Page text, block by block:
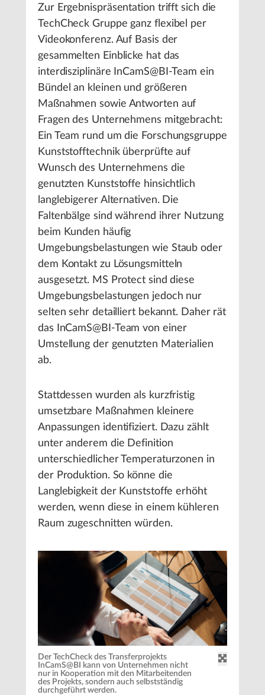
Zur Ergebnispräsentation trifft sich die
TechCheck Gruppe ganz flexibel per
Videokonferenz. Auf Basis der
gesammelten Einblicke hat das
interdisziplinäre InCamS@BI-Team ein
Bündel an kleinen und größeren
Maßnahmen sowie Antworten auf
Fragen des Unternehmens mitgebracht:
Ein Team rund um die Forschungsgruppe
Kunststofftechnik überprüfte auf
Wunsch des Unternehmens die
genutzten Kunststoffe hinsichtlich
langlebigerer Alternativen. Die
Faltenbälge sind während ihrer Nutzung
beim Kunden häufig
Umgebungsbelastungen wie Staub oder
dem Kontakt zu Lösungsmitteln
ausgesetzt. MS Protect sind diese
Umgebungsbelastungen jedoch nur
selten sehr detailliert bekannt. Daher rät
das InCamS@BI-Team von einer
Umstellung der genutzten Materialien
ab.
Stattdessen wurden als kurzfristig
umsetzbare Maßnahmen kleinere
Anpassungen identifiziert. Dazu zählt
unter anderem die Definition
unterschiedlicher Temperaturzonen in
der Produktion. So könne die
Langlebigkeit der Kunststoffe erhöht
werden, wenn diese in einem kühleren
Raum zugeschnitten würden.
Der TechCheck des Transferprojekts
InCamS@BI kann von Unternehmen nicht
nur in Kooperation mit den Mitarbeitenden
des Projekts, sondern auch selbstständig
durchgeführt werden.